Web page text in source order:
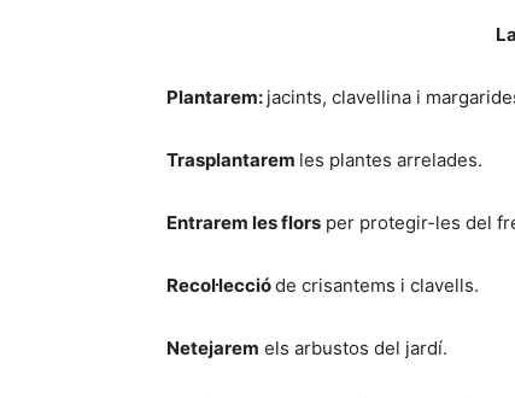
Plantarem: jacints, clavellina i
Trasplantarem les plantes arrelades.
Entrarem les flors per protegir-les del
Recol·leccióde crisantems i clavells.
Netejarem els arbustos del jardí.